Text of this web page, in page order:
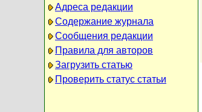
Адреса редакции
Содержание журнала
Сообщения редакции
Правила для авторов
Загрузить статью
Проверить статус статьи